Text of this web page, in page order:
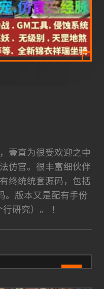
壹直为很受欢迎之中
仿官。很丰富细伙伴
终统统套源码，包括
。版本又是配有手份
研究）。 ！